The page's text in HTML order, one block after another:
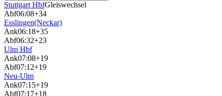
Stuttgart HbfGleiswechsel
Abf06:08+34
Esslingen(Neckar)
Ank06:18+35
Abf06:32+23
Ulm Hbf
Ank07:08+19
Abf07:12+19
Neu-Ulm
Ank07:15+19
Abf07:17+18